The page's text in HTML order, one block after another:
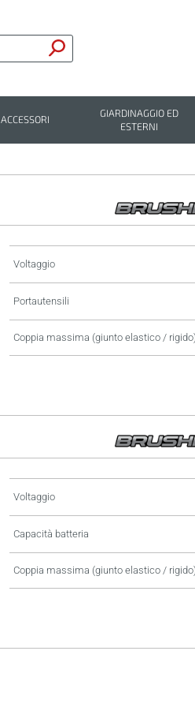
ACCESSORI
GIARDINAGGIO ED
ESTERNI
Voltaggio
Portautensili
Coppia massima (giunto elastico /
Voltaggio
Capacità batteria
Coppia massima (giunto elastico /